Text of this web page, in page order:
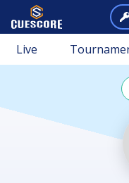
Live